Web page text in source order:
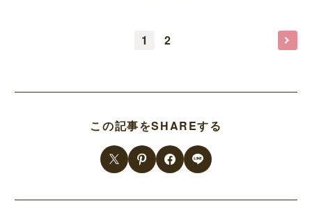
1 2
この記事をSHAREする